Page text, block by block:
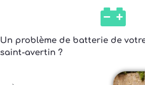
Un problème de batterie de
saint-avertin ?